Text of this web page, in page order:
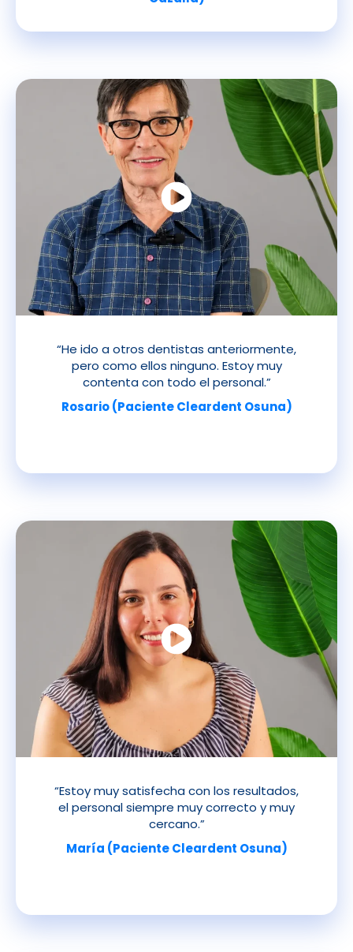
“He ido a otros dentistas anteriormente,
pero como ellos ninguno. Estoy muy
contenta con todo el personal.”
Rosario (Paciente Cleardent Osuna)
“Estoy muy satisfecha con los resultados,
el personal siempre muy correcto y muy
cercano.”
María (Paciente Cleardent Osuna)